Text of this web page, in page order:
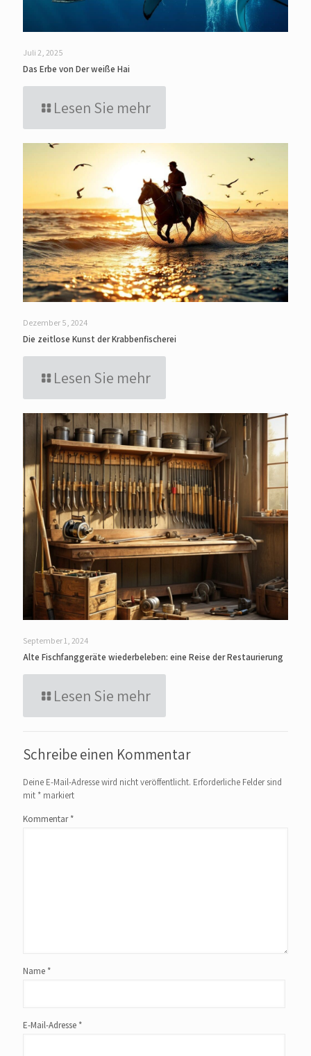
Juli 2, 2025
Das Erbe von Der weiße Hai
Lesen Sie mehr
Dezember 5, 2024
Die zeitlose Kunst der Krabbenfischerei
Lesen Sie mehr
September 1, 2024
Alte Fischfanggeräte wiederbeleben: eine Reise der Restaurierung
Lesen Sie mehr
Schreibe einen Kommentar
Deine E-Mail-Adresse wird nicht veröffentlicht. Erforderliche Felder sind
mit * markiert
Kommentar*
Name *
E-Mail-Adresse *